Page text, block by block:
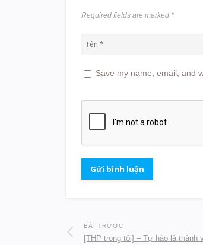
Required fields are marked *
Save my name, email, and
BÀI TRƯỚC
[THP trong tôi] – Tự hào là thành